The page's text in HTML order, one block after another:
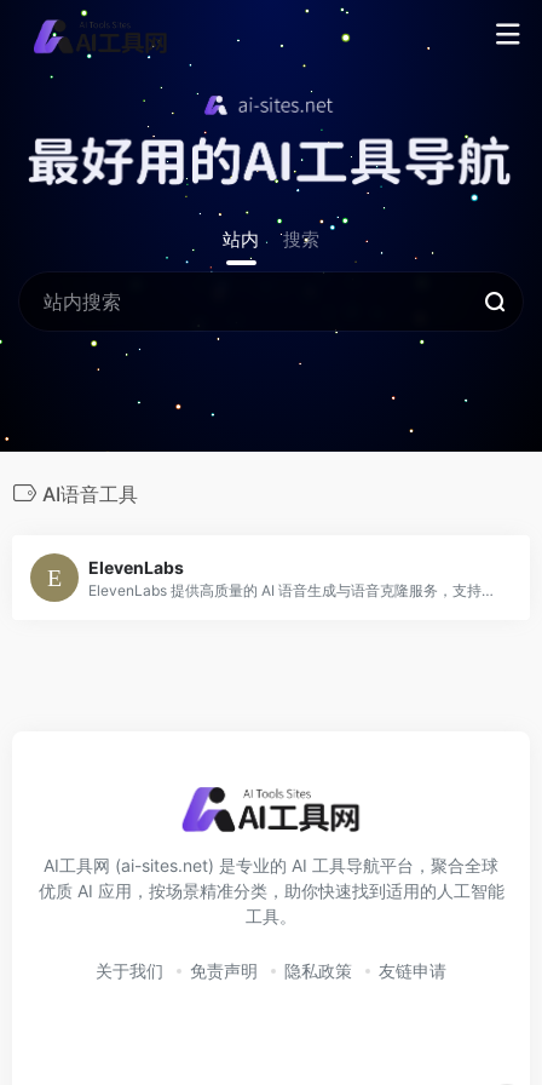
站内 搜索
AI语音工具
ElevenLabs
ElevenLabs 提供高质量的 AI 语音生成与语音克隆服务，支持多语言、多风格，广泛应用于有声书、播客、视频配音等领域，满足创作者与企业的多样化需求。
AI工具网 (ai-sites.net) 是专业的 AI 工具导航平台，聚合全球
优质 AI 应用，按场景精准分类，助你快速找到适用的人工智能
工具。
关于我们 免责声明 隐私政策 友链申请